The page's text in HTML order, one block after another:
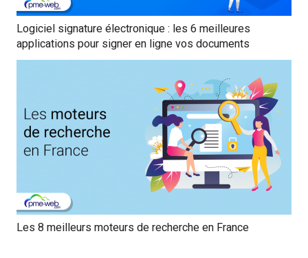
Logiciel signature électronique : les 6 meilleures
applications pour signer en ligne vos documents
Les 8 meilleurs moteurs de recherche en France